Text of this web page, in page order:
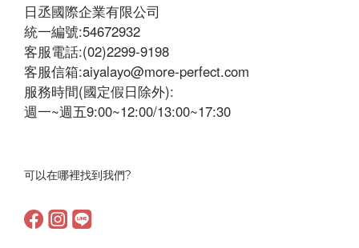
日丞國際企業有限公司
統一編號:54672932
客服電話:(02)2299-9198
客服信箱:aiyalayo@more-perfect.com
服務時間(國定假日除外):
週一~週五9:00~12:00/13:00~17:30
可以在哪裡找到我們?